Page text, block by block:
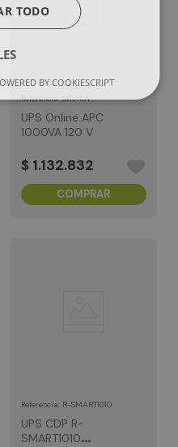
Referencia:SRV1KA
UPS Online APC
1000VA 120 V
$ 1.132.832
COMPRAR
Referencia R-SMART1010
UPS CDP R-
SMART1010
TODO
BY COOKIESCRIPT